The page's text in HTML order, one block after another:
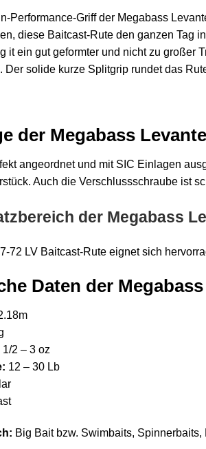
Performance-Griff der Megabass
diese Baitcast-Rute den ganzen Tag
it ein gut geformter und nicht zu großer
Der solide kurze Splitgrip rundet das
der Megabass Levante
angeordnet und mit SIC Einlagen
Auch die Verschlussschraube ist
der Megabass
72 LV Baitcast-Rute eignet sich
Daten der
1/2 – 3 oz
12 – 30 Lb
Big Bait bzw. Swimbaits, Spinnerbaits,